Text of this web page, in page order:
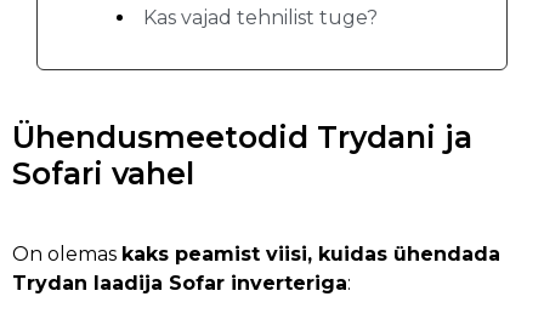
Kas vajad tehnilist tuge?
Ühendusmeetodid Trydani ja
Sofari vahel
On olemas kaks peamist viisi, kuidas ühendada
Trydan laadija Sofar inverteriga: